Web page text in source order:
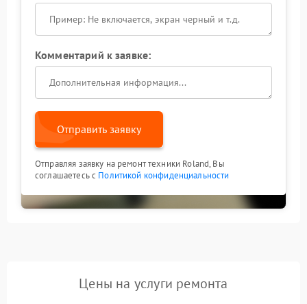
Комментарий к заявке:
Отправить заявку
Отправляя заявку на ремонт техники Roland, Вы
соглашаетесь с Политикой конфиденциальности
Цены на услуги ремонта